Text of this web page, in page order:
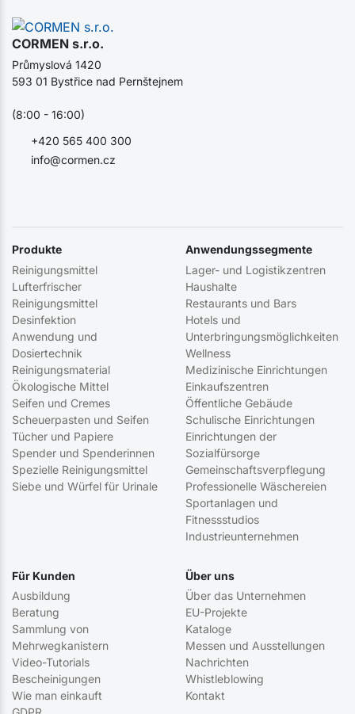
CORMEN s.r.o.
info@cormen.cz
+420 565 400 300
Průmyslová 1420
593 01 Bystřice nad Pernštejnem
(8:00 - 16:00)
Produkte
Reinigungsmittel
Lufterfrischer
Reinigungsmittel
Desinfektion
Anwendung und
Dosiertechnik
Reinigungsmaterial
Ökologische Mittel
Seifen und Cremes
Scheuerpasten und Seifen
Tücher und Papiere
Spender und Spenderinnen
Spezielle Reinigungsmittel
Siebe und Würfel für Urinale
Anwendungssegmente
Lager- und Logistikzentren
Haushalte
Restaurants und Bars
Hotels und
Unterbringungsmöglichkeiten
Wellness
Medizinische Einrichtungen
Einkaufszentren
Öffentliche Gebäude
Schulische Einrichtungen
Einrichtungen der
Sozialfürsorge
Gemeinschaftsverpflegung
Professionelle Wäschereien
Sportanlagen und
Fitnessstudios
Industrieunternehmen
Für Kunden
Ausbildung
Beratung
Sammlung von
Mehrwegkanistern
Video-Tutorials
Bescheinigungen
Wie man einkauft
Über uns
Über das Unternehmen
EU-Projekte
Kataloge
Messen und Ausstellungen
Nachrichten
Whistleblowing
Kontakt